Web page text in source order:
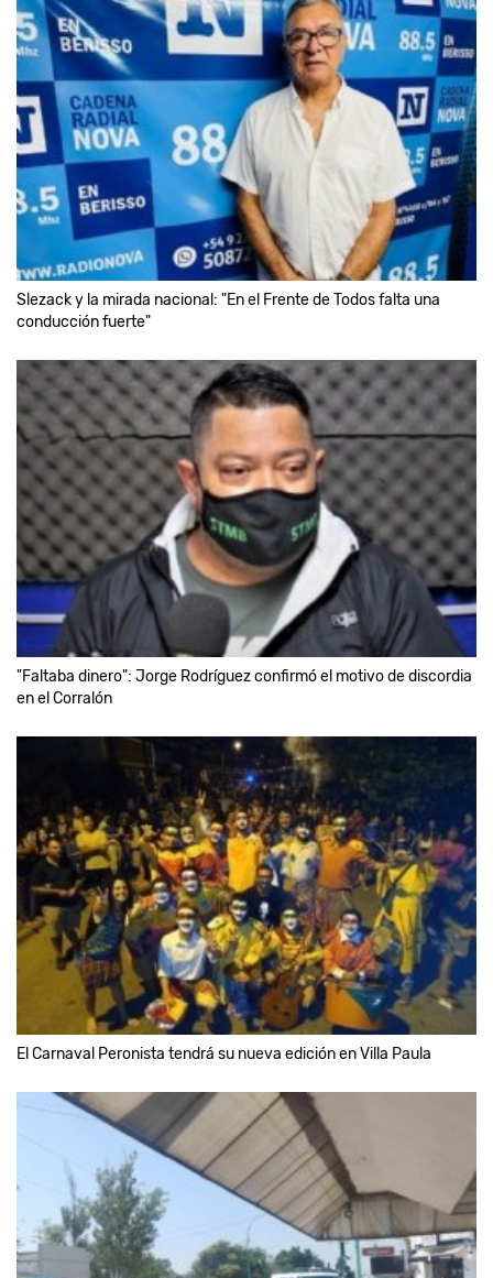
Slezack y la mirada nacional: "En el Frente de Todos falta una
conducción fuerte"
"Faltaba dinero": Jorge Rodríguez confirmó el motivo de discordia
en el Corralón
El Carnaval Peronista tendrá su nueva edición en Villa Paula